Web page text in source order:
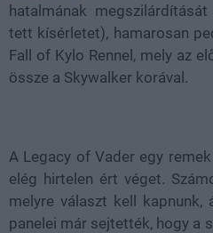
hatalmának
tett kísérletet), hamarosan
Fall of Kylo Rennel, mely az
össze a Skywalker korával.
A Legacy of Vader egy
elég hirtelen ért véget.
melyre választ kell
panelei már sejtették, hogy a